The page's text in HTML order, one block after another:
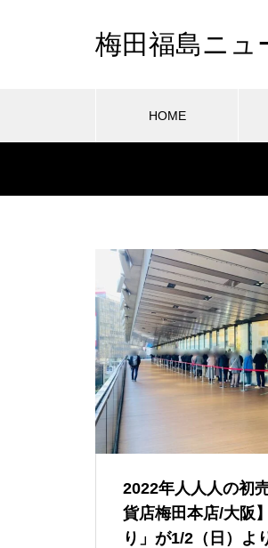
梅田福島ニュ
HOME
2022年人人人の初
貨店梅田本店/大阪
り」が1/2（日）よ